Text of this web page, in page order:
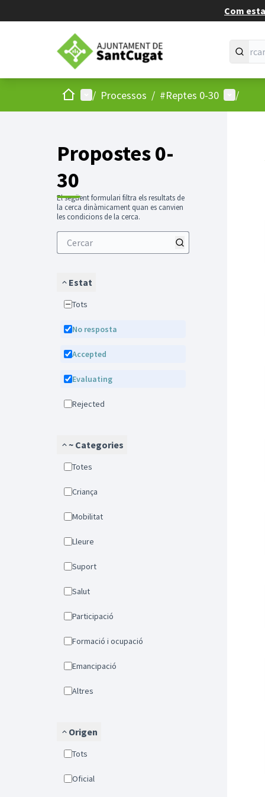
Com
Inici Menú principal
/ Processos / #Reptes 0-30 Menú
/
Propostes 0-
30
El següent formulari filtra els resultats de
la cerca dinàmicament quan es canvien
les condicions de la cerca.
Estat
Tots
No resposta
Accepted
Evaluating
Rejected
~ Categories
Totes
Criança
Mobilitat
Lleure
Suport
Salut
Participació
Formació i ocupació
Emancipació
Altres
Origen
Tots
Oficial